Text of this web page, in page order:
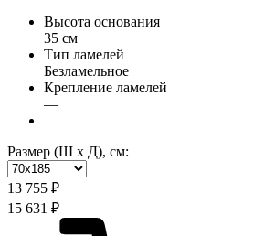
Высота основания
35 см
Тип ламелей
Безламельное
Крепление ламелей
—
Размер (Ш х Д), см:
13 755 ₽
15 631 ₽